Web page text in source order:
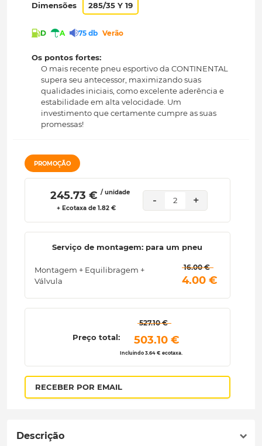
Dimensões 285/35 Y 19
D A 75 db Verão
Os pontos fortes:
O mais recente pneu esportivo da CONTINENTAL
supera seu antecessor, maximizando suas
qualidades iniciais, como excelente aderência e
estabilidade em alta velocidade. Um
investimento que certamente cumpre as suas
promessas!
PROMOÇÃO
245.73 € / unidade
+ Ecotaxa de 1.82 €
- 2 +
Serviço de montagem: para um pneu
Montagem + Equilibragem +
Válvula
16.00 €
4.00 €
Preço total:
527.10 €
503.10 €
Incluindo 3.64 € ecotaxa.
RECEBER POR EMAIL
Descrição